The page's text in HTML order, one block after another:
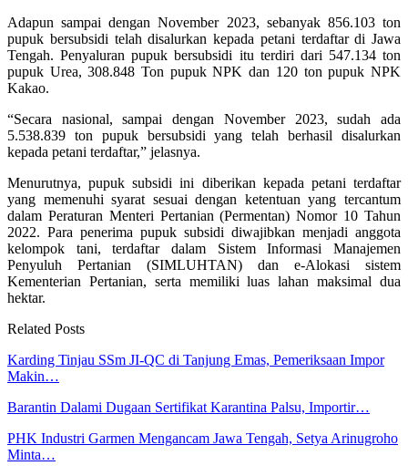
Adapun sampai dengan November 2023, sebanyak 856.103 ton
pupuk bersubsidi telah disalurkan kepada petani terdaftar di Jawa
Tengah. Penyaluran pupuk bersubsidi itu terdiri dari 547.134 ton
pupuk Urea, 308.848 Ton pupuk NPK dan 120 ton pupuk NPK
Kakao.
“Secara nasional, sampai dengan November 2023, sudah ada
5.538.839 ton pupuk bersubsidi yang telah berhasil disalurkan
kepada petani terdaftar,” jelasnya.
Menurutnya, pupuk subsidi ini diberikan kepada petani terdaftar
yang memenuhi syarat sesuai dengan ketentuan yang tercantum
dalam Peraturan Menteri Pertanian (Permentan) Nomor 10 Tahun
2022. Para penerima pupuk subsidi diwajibkan menjadi anggota
kelompok tani, terdaftar dalam Sistem Informasi Manajemen
Penyuluh Pertanian (SIMLUHTAN) dan e-Alokasi sistem
Kementerian Pertanian, serta memiliki luas lahan maksimal dua
hektar.
Related Posts
Karding Tinjau SSm JI-QC di Tanjung Emas, Pemeriksaan Impor
Makin…
Barantin Dalami Dugaan Sertifikat Karantina Palsu, Importir…
PHK Industri Garmen Mengancam Jawa Tengah, Setya Arinugroho
Minta…